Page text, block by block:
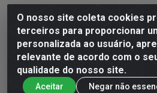
O nosso site coleta cookies
terceiros para proporcionar
personalizada ao usuário,
relevante de acordo com o
qualidade do nosso site.
Aceitar Negar não
Playvender Distribuidora - Avenida
Duque de Caxias / RJ - CEP
05.762.204/